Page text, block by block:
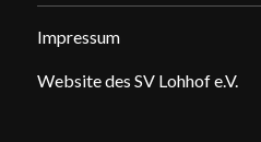
Impressum
Website des SV Lohhof e.V.